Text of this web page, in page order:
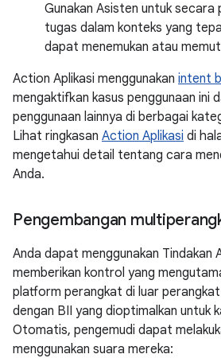
Gunakan Asisten untuk
tugas dalam konteks yang
dapat menemukan atau
Action Aplikasi menggunakan intent
mengaktifkan kasus penggunaan ini
penggunaan lainnya di berbagai
Lihat ringkasan Action Aplikasi di
mengetahui detail tentang cara
Anda.
Pengembangan
Anda dapat menggunakan Tindakan
memberikan kontrol yang
platform perangkat di luar perangkat
dengan BII yang dioptimalkan untuk
Otomatis, pengemudi dapat
menggunakan suara mereka: